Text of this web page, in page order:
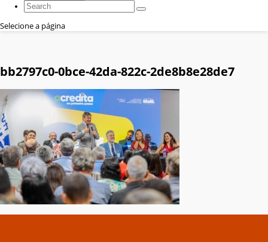
Selecione a página
bb2797c0-0bce-42da-822c-2de8b8e28de7